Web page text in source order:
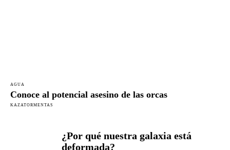
AGUA
Conoce al potencial asesino de las orcas
KAZATORMENTAS
¿Por qué nuestra galaxia está
deformada?